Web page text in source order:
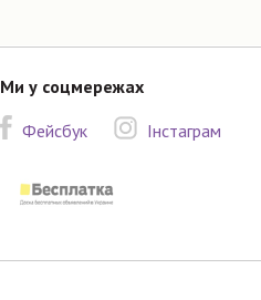
Ми у соцмережах
Фейсбук
Інстаграм